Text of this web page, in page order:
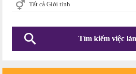
Tất cả Giới tính